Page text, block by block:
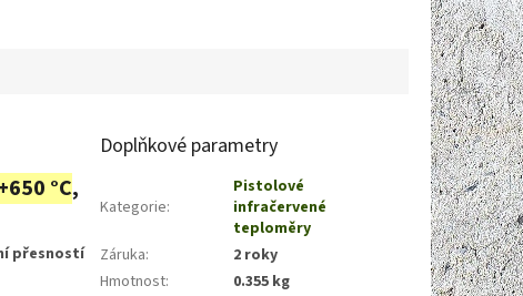
°C,
přesností
Doplňkové parametry
Kategorie:
Pistolové
infračervené
teploměry
Záruka:
2 roky
Hmotnost:
0.355 kg